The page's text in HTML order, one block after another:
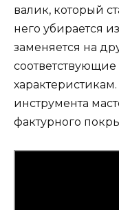
валик, который
него убирается
заменяется на
инструмента
фактурного